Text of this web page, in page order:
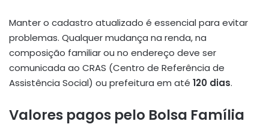
Manter o cadastro atualizado é essencial para evitar
problemas. Qualquer mudança na renda, na
composição familiar ou no endereço deve ser
comunicada ao CRAS (Centro de Referência de
Assistência Social) ou prefeitura em até 120 dias.
Valores pagos pelo Bolsa Família